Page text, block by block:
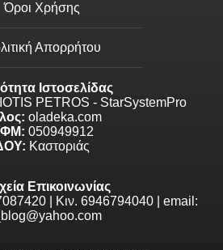
Όροι Χρήσης
Απορρήτου
Ιστοσελίδας
PETROS - StarSystemPro
oladeka.com
050949912
Καστοριάς
Επικοινωνίας
| Κιν. 6946794040 | email: